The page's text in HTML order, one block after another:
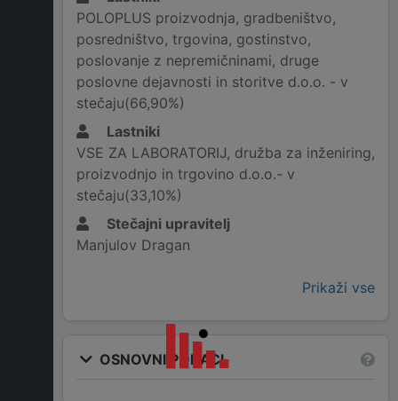
POLOPLUS proizvodnja, gradbeništvo,
posredništvo, trgovina, gostinstvo,
poslovanje z nepremičninami, druge
poslovne dejavnosti in storitve d.o.o. - v
stečaju(66,90%)
Lastniki
VSE ZA LABORATORIJ, družba za inženiring,
proizvodnjo in trgovino d.o.o.- v
stečaju(33,10%)
Stečajni upravitelj
Manjulov Dragan
Prikaži vse
OSNOVNI PODACI